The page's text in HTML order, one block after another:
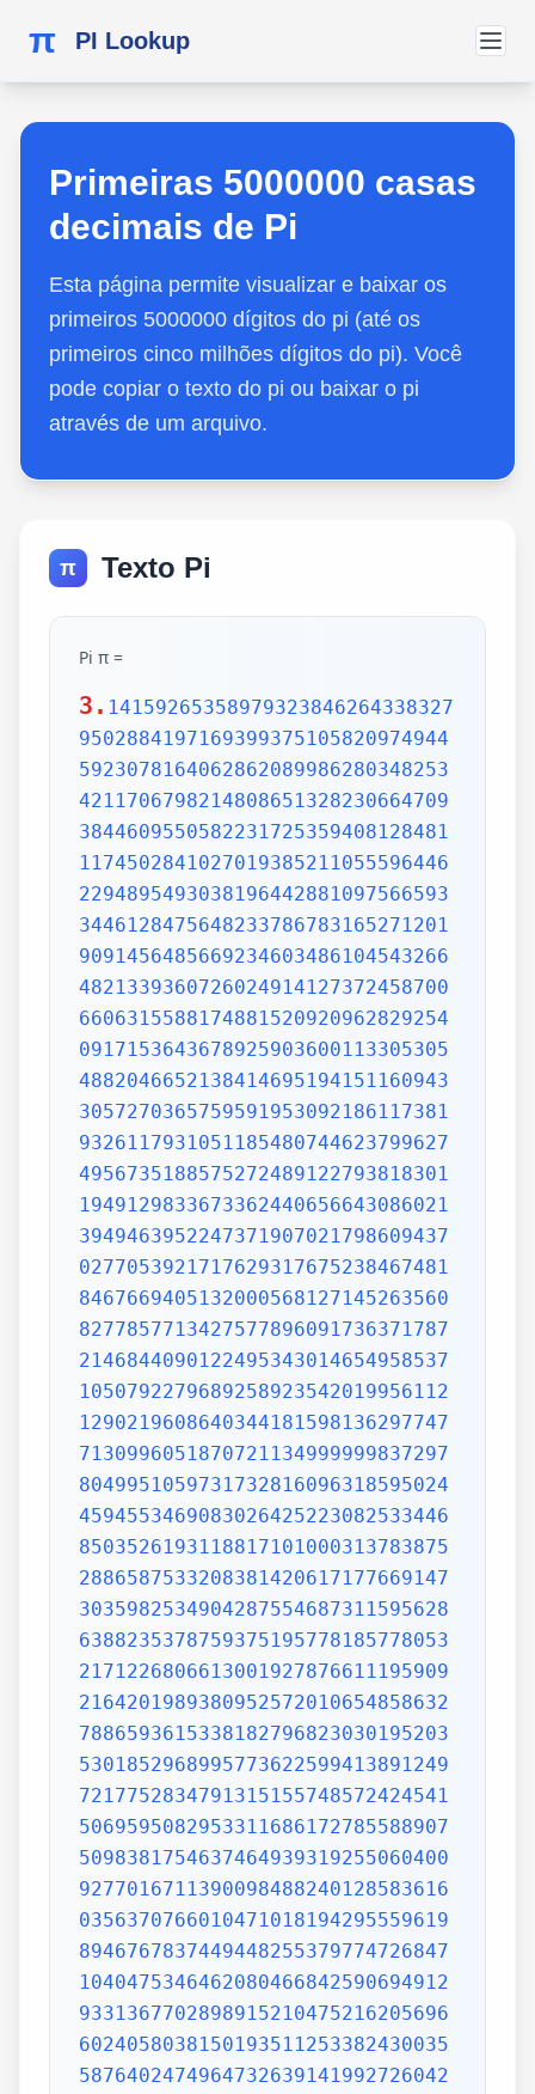
π PI Lookup
Primeiras 5000000 casas
decimais de Pi
Esta página permite visualizar e baixar os
primeiros 5000000 dígitos do pi (até os
primeiros cinco milhões dígitos do pi). Você
pode copiar o texto do pi ou baixar o pi
através de um arquivo.
π Texto Pi
Pi π =
3. 1415926535897932384626433832795028841971693993751058209749445923078164062862089986280348253421170679821480865132823066470938446095505822317253594081284811174502841027019385211055596446229489549303819644288109756659334461284756482337867831652712019091456485669234603486104543266482133936072602491412737245870066063155881748815209209628292540917153643678925903600113305305488204665213841469519415116094330572703657595919530921861173819326117931051185480744623799627495673518857527248912279381830119491298336733624406566430860213949463952247371907021798609437027705392171762931767523846748184676694051320005681271452635608277857713427577896091736371787214684409012249534301465495853710507922796892589235420199561121290219608640344181598136297747713099605187072113499999983729780499510597317328160963185950244594553469083026425223082533446850352619311881710100031378387528865875332083814206171776691473035982534904287554687311595628638823537875937519577818577805321712268066130019278766111959092164201989380952572010654858632788659361533818279682303019520353018529689957736225994138912497217752834791315155748572424541506959508295331168617278558890750983817546374649393192550604009277016711390098488240128583616035637076601047101819429555961989467678374494482553797747268471040475346462080466842590694912933136770289891521047521620569660240580381501935112533824300355876402474964732639141992726042699227967823547816360093417216412199245863150302861829745557067498385054945885869269956909272107975093029553211653449872027559602364806654991198818347977535663698074265425278625518184175746728909777727938000816470600161452491921732172147723501414419735685481613611573525521334757418494684385233239073941433345477624168625189835694855620992192221842725502542568876717904946016534668049886272327917860857843838279679766814541009538837863609506800642251252051173929848960841284886269456042419652850222106611863067442786220391949450471237137869609563643719172874677646575739624138908658326459958133904780275900994657640789512694683983525957098258226205224894077267194782684826014769909026401363944374553050682034962524517493996514314298091906592509372216964615157098583874105978859597729754989301617539284681382686838689427741559918559252459539594310499725246808459872736446958486538367362226260991246080512438843904512441365497627807977156914359977001296160894416948685558484063534220722258284886481584560285060168427394522674676788952521385225499546667278239864565961163548862305774564980355936345681743241125150760694794510965960940252288797108931456691368672287489405601015033086179286809208747609178249385890097149096759852613655497818931297848216829989487226588048575640142704775551323796414515237462343645428584447952658678210511413547357395231134271661021359695362314429524849371871101457654035902799344037420073105785390621983874478084784896833214457138687519435064302184531910484810053706146806749192781911979399520614196634287544406437451237181921799983910159195618146751426912397489409071864942319615679452080951465502252316038819301420937621378559566389377870830390697920773467221825625996615014215030680384477345492026054146659252014974428507325186660021324340881907104863317346496514539057962685610055081066587969981635747363840525714591028970641401109712062804390397595156771577004203378699360072305587631763594218731251471205329281918261861258673215791984148488291644706095752706957220917567116722910981690915280173506712748583222871835209353965725121083579151369882091444210067510334671103141267111369908658516398315019701651511685171437657618351556508849099898599823873455283316355076479185358932261854896321329330898570642046752590709154814165498594616371802709819943099244889575712828905923233260972997120844335732654893823911932597463667305836041428138830320382490375898524374417029132765618093773444030707469211201913020330380197621101100449293215160842444859637669838952286847831235526582131449576857262433441893039686426243410773226978028073189154411010446823252716201052652272111660396665573092547110557853763466820653109896526918620564769312570586356620185581007293606598764861179104533488503461136576867532494416680396265797877185560845529654126654085306143444318586769751456614068007002378776591344017127494704205622305389945613140711270004078547332699390814546646458807972708266830634328587856983052358089330657574067954571637752542021149557615814002501262285941302164715509792592309907965473761255176567513575178296664547791745011299614890304639947132962107340437518957359614589019389713111790429782856475032031986915140287080859904801094121472213179476477726224142548545403321571853061422881375850430633217518297986622371721591607716692547487389866549494501146540628433663937900397692656721463853067360965712091807638327166416274888800786925602902284721040317211860820419000422966171196377921337575114959501566049631862947265473642523081770367515906735023507283540567040386743513622224771589150495309844489333096340878076932599397805419341447377441842631298608099888687413260472156951623965864573021631598193195167353812974167729478672422924654366800980676928238280689964004824354037014163149658979409243237896907069779422362508221688957383798623001593776471651228935786015881617557829735233446042815126272037343146531977774160319906655418763979293344195215413418994854447345673831624993419131814809277771038638773431772075456545322077709212019051660962804909263601975988281613323166636528619326686336062735676303544776280350450777235547105859548702790814356240145171806246436267945612753181340783303362542327839449753824372058353114771199260638133467768796959703098339130771098704085913374641442822772634659470474587847787201927715280731767907707157213444730605700733492436931138350493163128404251219256517980694113528013147013047816437885185290928545201165839341965621349143415956258658655705526904965209858033850722426482939728584783163057777560688876446248246857926039535277348030480290058760758251047470916439613626760449256274204208320856611906254543372131535958450687724602901618766795240616342522577195429162991930645537799140373404328752628889639958794757291746426357455254079091451357111369410911939325191076020825202618798531887705842972591677813149699009019211697173727847684726860849003377024242916513005005168323364350389517029893922334517220138128069650117844087451960121228599371623130171144484640903890644954440061986907548516026327505298349187407866808818338510228334508504860825039302133219715518430635455007668282949304137765527939751754613953984683393638304746119966538581538420568533862186725233402830871123282789212507712629463229563989898935821167456270102183564622013496715188190973038119800497340723961036854066431939509790190699639552453005450580685501956730229219139339185680344903982059551002263535361920419947455385938102343955449597783779023742161727111723643435439478221818528624085140066604433258885698670543154706965747458550332323342107301545940516553790686627333799585115625784322988273723198987571415957811196358330059408730681216028764962867446047746491599505497374256269010490377819868359381465741268049256487985561453723478673303904688383436346553794986419270563872931748723320837601123029911367938627089438799362016295154133714248928307220126901475466847653576164773794675200490757155527819653621323926406160136358155907422020203187277605277219005561484255518792530343513984425322341576233610642506390497500865627109535919465897514131034822769306247435363256916078154781811528436679570611086153315044521274739245449454236828860613408414863776700961207151249140430272538607648236341433462351897576645216413767969031495019108575984423919862916421939949072362346468441173940326591840443780513338945257423995082965912285085558215725031071257012668302402929525220118726767562204154205161841634847565169998116141010029960783869092916030288400269104140792886215078424516709087000699282120660418371806535567252532567532861291042487761825829765157959847035622262934860034158722980534989650226291748788202734209222245339856264766914905562842503912757710284027998066365825488926488025456610172967026640765590429099456815065265305371829412703369313785178609040708667114965583434347693385781711386455873678123014587687126603489139095620099393610310291616152881384379099042317473363948045759314931405297634757481193567091101377517210080315590248530906692037671922033229094334676851422144773793937517034436619910403375111735471918550464490263655128162288244625759163330391072253837421821408835086573917715096828874782656995995744906617583441375223970968340800535598491754173818839994469748676265516582765848358845314277568790029095170283529716344562129640435231176006651012412006597558512761785838292041974844236080071930457618932349229279650198751872127267507981255470958904556357921221033346697499235630254947802490114195212382815309114079073860251522742995818072471625916685451333123948049470791191532673430282441860414263639548000448002670496248201792896476697583183271314251702969234889627668440323260927524960357996469256504936818360900323809293459588970695365349406034021665443755890045632882250545255640564482465151875471196218443965825337543885690941130315095261793780029741207665147939425902989695946995565761218656196733786236256125216320862869222103274889218654364802296780705765615144632046927906821207388377814233562823608963208068222468012248261177185896381409183903673672220888321513755600372798394004152970028783076670944474560134556417254370906979396122571429894671543578468788614445812314593571984922528471605049221242470141214780573455105008019086996033027634787081081754501193071412233908663938339529425786905076431006383519834389341596131854347546495569781038293097164651438407007073604112373599843452251610507027056235266012764848308407611830130527932054274628654036036745328651057065874882256981579367897669742205750596834408697350201410206723585020072452256326513410559240190274216248439140359989535394590944070469120914093870012645600162374288021092764579310657922955249887275846101264836999892256959688159205600101655256375678